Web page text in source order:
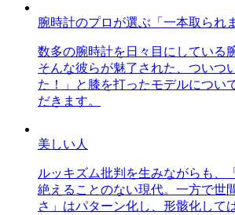
腕時計のプロが選ぶ「一本取られ
数多の腕時計を日々目にしている
そんな彼らが魅了された、ついつ
た！」と膝を打ったモデルについ
だきます。
美しい人
ルッキズム批判を生みながらも、
絶えることのない現代。一方で世
さ」はパターン化し、形骸化して